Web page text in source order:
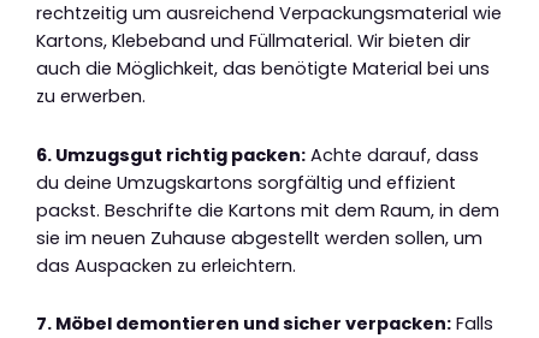
rechtzeitig um ausreichend Verpackungsmaterial wie
Kartons, Klebeband und Füllmaterial. Wir bieten dir
auch die Möglichkeit, das benötigte Material bei uns
zu erwerben.
6. Umzugsgut richtig packen: Achte darauf, dass
du deine Umzugskartons sorgfältig und effizient
packst. Beschrifte die Kartons mit dem Raum, in dem
sie im neuen Zuhause abgestellt werden sollen, um
das Auspacken zu erleichtern.
7. Möbel demontieren und sicher verpacken: Falls